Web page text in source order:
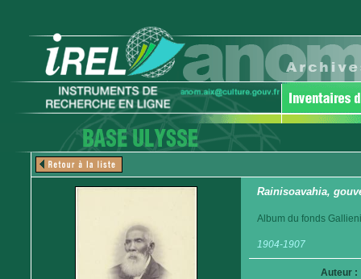
Rainisoavahia,
Album du fonds
1904-1907
Auteur :